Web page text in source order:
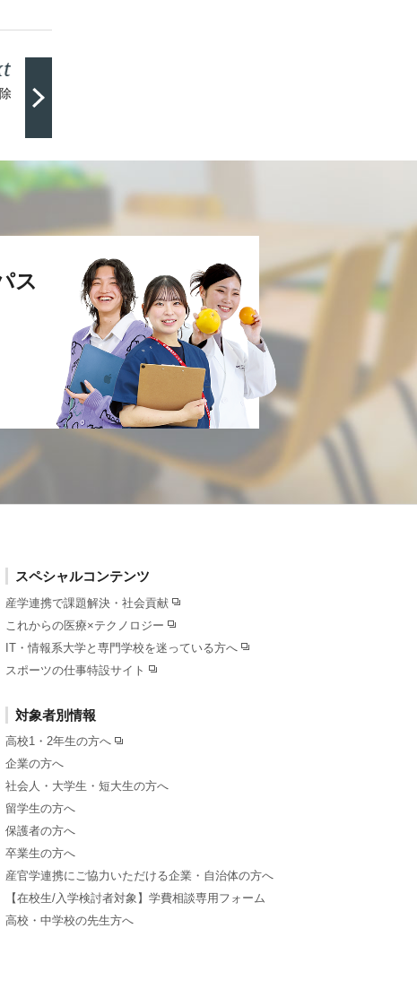
ス
スペシャルコンテンツ
産学連携で課題解決・社会貢献
これからの医療×テクノロジー
IT・情報系大学と専門学校を迷っている方へ
スポーツの仕事特設サイト
対象者別情報
高校1・2年生の方へ
企業の方へ
社会人・大学生・短大生の方へ
留学生の方へ
保護者の方へ
卒業生の方へ
産官学連携にご協力いただける企業・自治体の方へ
【在校生/入学検討者対象】学費相談専用フォーム
高校・中学校の先生方へ